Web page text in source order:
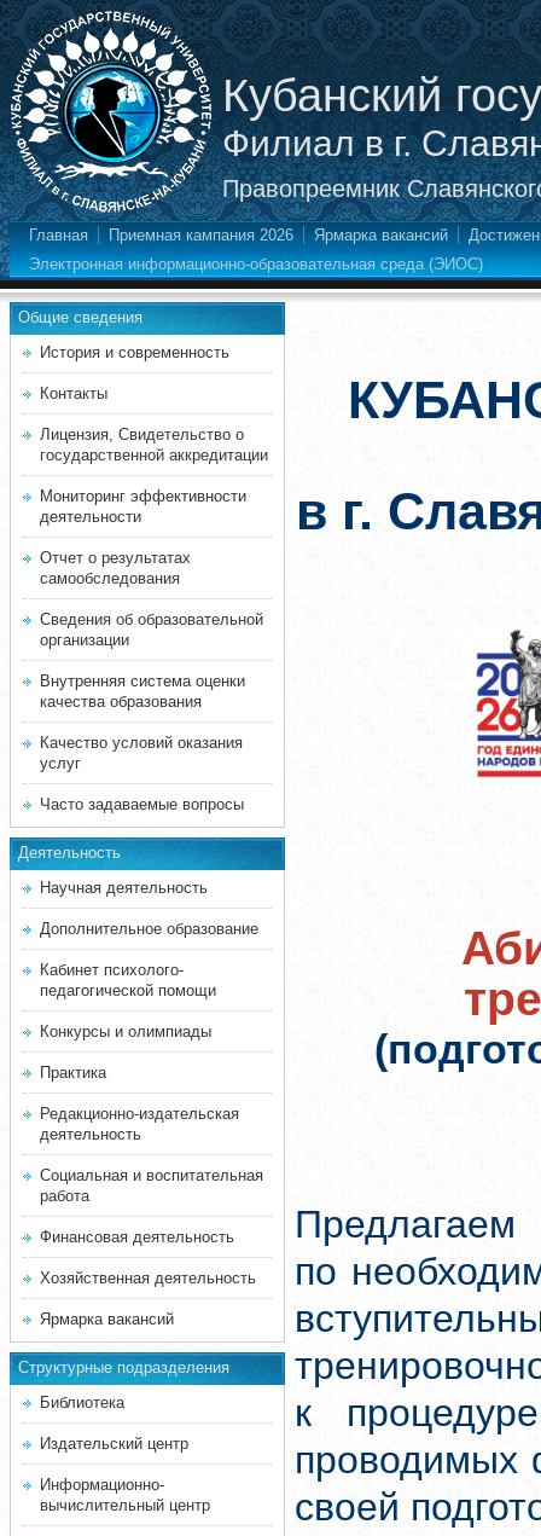
Кубанский
Филиал в г.
Правопреемник
Главная Приемная кампания 2026 Ярмарка вакансий
Электронная информационно-образовательная среда (ЭИОС)
Общие сведения
История и современность
Контакты
Лицензия, Свидетельство о
государственной аккредитации
Мониторинг эффективности
деятельности
Отчет о результатах
самообследования
Сведения об образовательной
организации
Внутренняя система оценки
качества образования
Качество условий оказания
услуг
Часто задаваемые вопросы
Деятельность
Научная деятельность
Дополнительное образование
Кабинет психолого-
педагогической помощи
Конкурсы и олимпиады
Практика
Редакционно-издательская
деятельность
Социальная и воспитательная
работа
Финансовая деятельность
Хозяйственная деятельность
Ярмарка вакансий
Структурные подразделения
Библиотека
Издательский центр
Информационно-
вычислительный центр
в г.
Предлагаем
по
к
проводимых
своей